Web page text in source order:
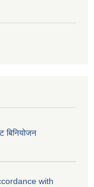
बिनियोजन
with